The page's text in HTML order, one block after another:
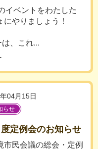
イベントをわたした
にやりましょう！
、これ...
04月15日
らせ
定例会のお知らせ
市民会議の総会・定例